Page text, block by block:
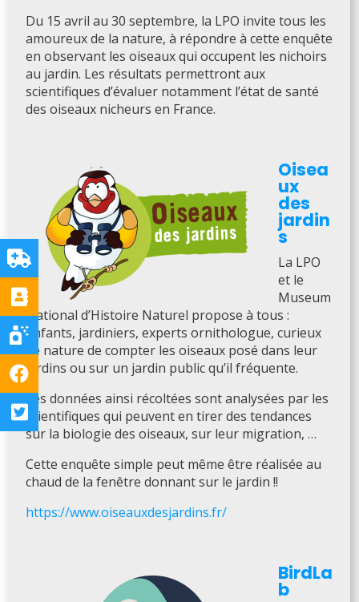
Du 15 avril au 30 septembre, la LPO invite tous les
amoureux de la nature, à répondre à cette enquête
en observant les oiseaux qui occupent les nichoirs
au jardin. Les résultats permettront aux
scientifiques d’évaluer notamment l’état de santé
des oiseaux nicheurs en France.
Oisea
ux
des
jardin
s
La LPO
et le
Museum
National d’Histoire Naturel propose à tous :
enfants, jardiniers, experts ornithologue, curieux
de nature de compter les oiseaux posé dans leur
jardins ou sur un jardin public qu’il fréquente.
Les données ainsi récoltées sont analysées par les
scientifiques qui peuvent en tirer des tendances
sur la biologie des oiseaux, sur leur migration, …
Cette enquête simple peut même être réalisée au
chaud de la fenêtre donnant sur le jardin !!
https://www.oiseauxdesjardins.fr/
BirdLa
b